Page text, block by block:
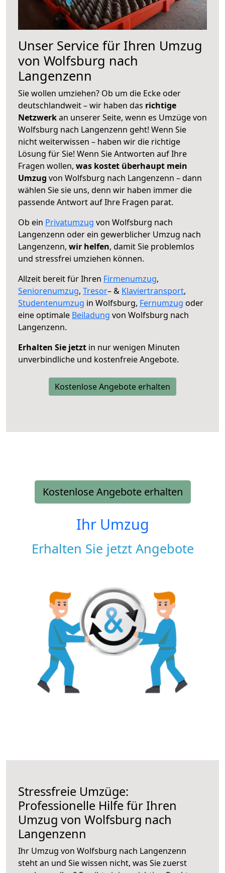
Unser Service für Ihren Umzug
von Wolfsburg nach
Langenzenn
Sie wollen umziehen? Ob um die Ecke oder
deutschlandweit – wir haben das richtige
Netzwerkan unserer Seite, wenn es Umzüge von
Wolfsburg nach Langenzenn geht! Wenn Sie
nicht weiterwissen – haben wir die richtige
Lösung für Sie! Wenn Sie Antworten auf Ihre
Fragen wollen, was kostet überhaupt mein
Umzug von Wolfsburg nach Langenzenn – dann
wählen Sie sie uns, denn wir haben immer die
passende Antwort auf Ihre Fragen parat.
Ob ein Privatumzug von Wolfsburg nach
Langenzenn oder ein gewerblicher Umzug nach
Langenzenn, wir helfen, damit Sie problemlos
und stressfrei umziehen können.
Allzeit bereit für Ihren Firmenumzug,
Seniorenumzug, Tresor– & Klaviertransport,
Studentenumzug in Wolfsburg, Fernumzug oder
eine optimale Beiladung von Wolfsburg nach
Langenzenn.
Erhalten Sie jetzt in nur wenigen Minuten
unverbindliche und kostenfreie Angebote.
Kostenlose Angebote erhalten
Kostenlose Angebote erhalten
Ihr Umzug
Erhalten Sie jetzt Angebote
Stressfreie Umzüge:
Professionelle Hilfe für Ihren
Umzug von Wolfsburg nach
Langenzenn
Ihr Umzug von Wolfsburg nach Langenzenn
steht an und Sie wissen nicht, was Sie zuerst